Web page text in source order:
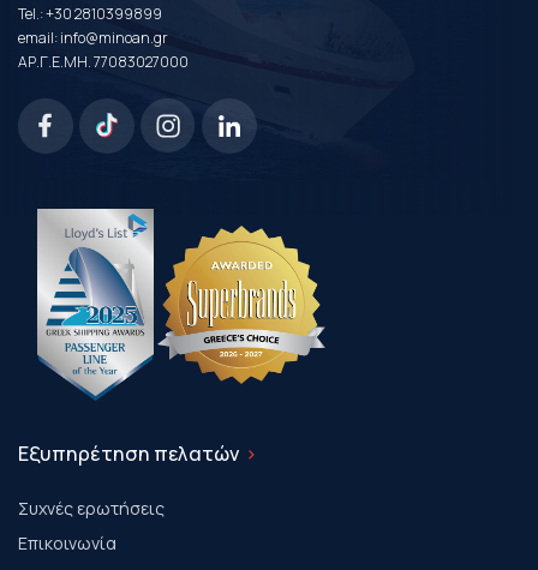
Tel.:+30 2810399899
email:info@minoan.gr
ΑΡ.Γ.Ε.ΜΗ. 77083027000
Εξυπηρέτηση πελατών
Συχνές ερωτήσεις
Επικοινωνία